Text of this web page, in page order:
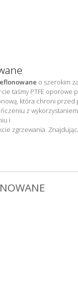
o szerokim
taśmy PTFE oporowe
która chroni przed
z
i
zgrzewania.